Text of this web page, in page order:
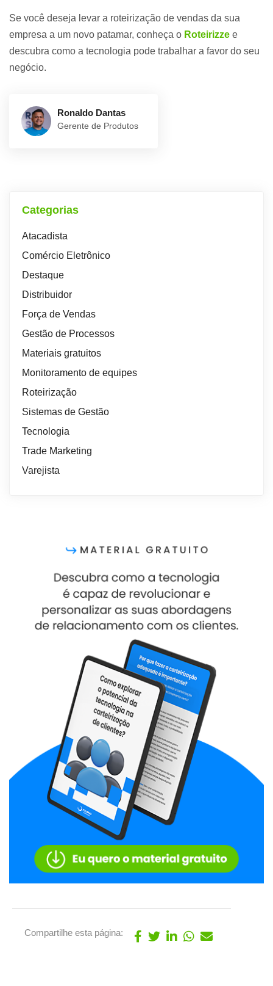
Se você deseja levar a roteirização de vendas da sua
empresa a um novo patamar, conheça o Roteirizze e
descubra como a tecnologia pode trabalhar a favor do seu
negócio.
Ronaldo Dantas
Gerente de Produtos
Categorias
Atacadista
Comércio Eletrônico
Destaque
Distribuidor
Força de Vendas
Gestão de Processos
Materiais gratuitos
Monitoramento de equipes
Roteirização
Sistemas de Gestão
Tecnologia
Trade Marketing
Varejista
Compartilhe esta página: